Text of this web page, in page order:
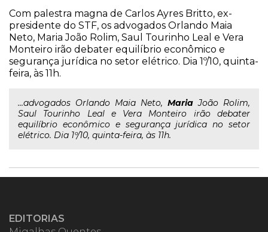
Com palestra magna de Carlos Ayres Britto, ex-
presidente do STF, os advogados Orlando Maia
Neto, Maria João Rolim, Saul Tourinho Leal e Vera
Monteiro irão debater equilíbrio econômico e
segurança jurídica no setor elétrico. Dia 1º/10, quinta-
feira, às 11h.
...advogados Orlando Maia Neto, Maria João Rolim,
Saul Tourinho Leal e Vera Monteiro irão debater
equilíbrio econômico e segurança jurídica no setor
elétrico. Dia 1º/10, quinta-feira, às 11h.
EDITORIAS